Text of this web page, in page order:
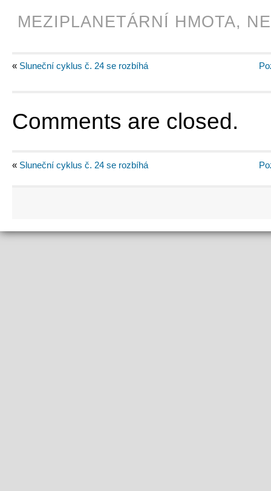
MEZIPLANETÁRNÍ HMOTA,
« Sluneční cyklus č. 24 se rozbíhá
Comments are closed.
« Sluneční cyklus č. 24 se rozbíhá